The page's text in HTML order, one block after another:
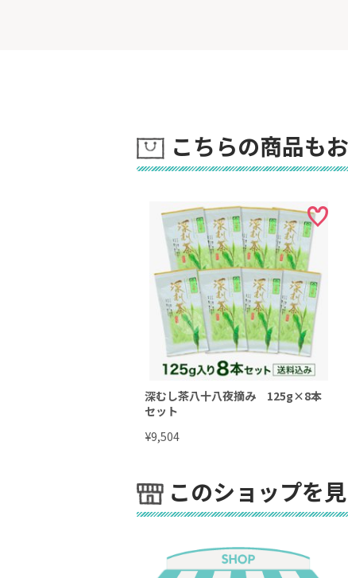
こちらの商品も
深むし茶八十八夜摘み 125g×8本
セット
¥9,504
このショップを